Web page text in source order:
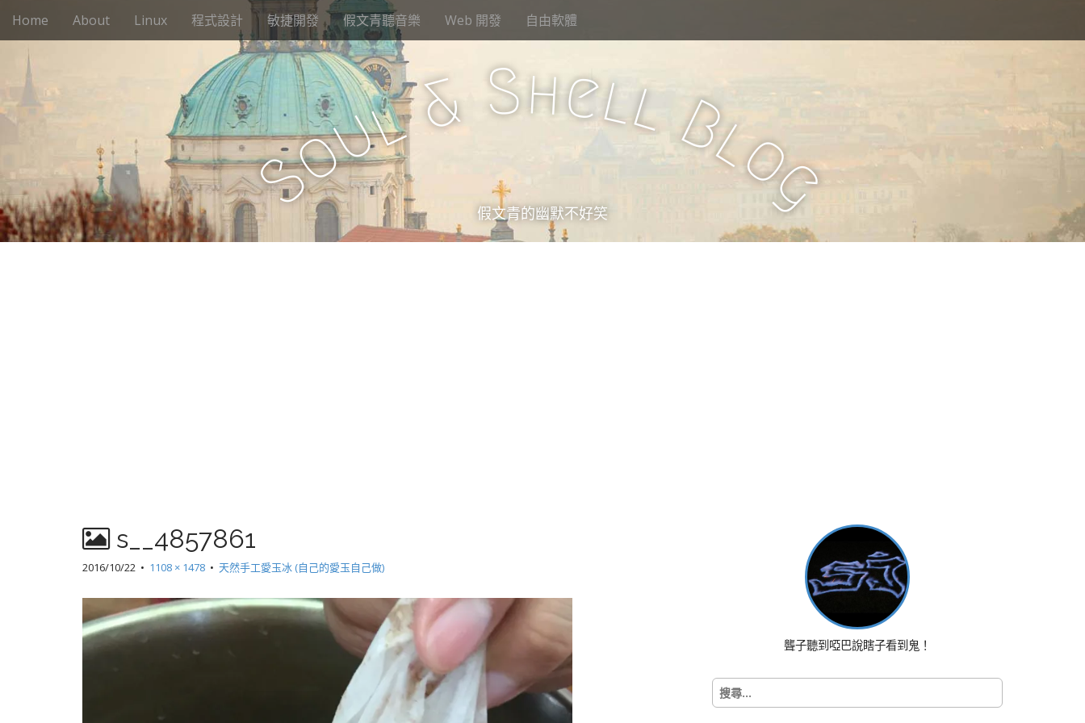
M
e
i
c
n
t
Home About Linux 程式設計 敏捷開發 假文青聽音樂 Web 開發 自由軟體
S
oul& Shell B
l
o
g
假文青的幽默不好笑
s__4857861
2016/10/22 • 1108 × 1478 • 天然手工愛玉冰 (自己的愛玉自己做)
聾子聽到啞巴說瞎子看到鬼！
搜
尋